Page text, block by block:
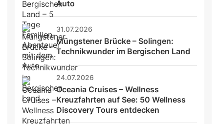
Auto
31.07.2026
Müngstener Brücke – Solingen:
Technikwunder im Bergischen Land
24.07.2026
Oceania Cruises – Wellness
Kreuzfahrten auf See: 50 Wellness
Discovery Tours entdecken